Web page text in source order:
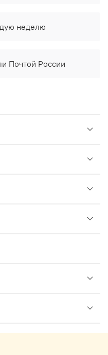
неделю
Почтой России